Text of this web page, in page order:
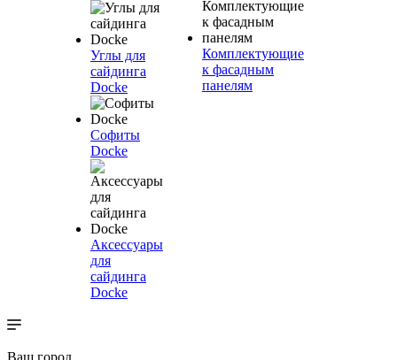
Углы для
сайдинга
Docke
Софиты
Docke
Аксессуары
для
сайдинга
Docke
Комплектующие
к фасадным
панелям
Ваш город